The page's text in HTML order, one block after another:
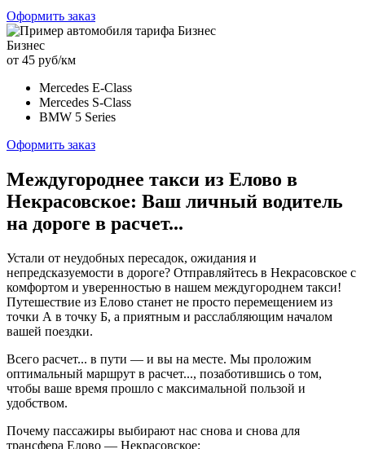
Оформить заказ
Бизнес
от 45 руб/км
Mercedes E-Class
Mercedes S-Class
BMW 5 Series
Оформить заказ
Междугороднее такси из Елово в
Некрасовское: Ваш личный водитель
на дороге в расчет...
Устали от неудобных пересадок, ожидания и
непредсказуемости в дороге? Отправляйтесь в Некрасовское с
комфортом и уверенностью в нашем междугороднем такси!
Путешествие из Елово станет не просто перемещением из
точки А в точку Б, а приятным и расслабляющим началом
вашей поездки.
Всего расчет... в пути — и вы на месте. Мы проложим
оптимальный маршрут в расчет..., позаботившись о том,
чтобы ваше время прошло с максимальной пользой и
удобством.
Почему пассажиры выбирают нас снова и снова для
трансфера Елово — Некрасовское: